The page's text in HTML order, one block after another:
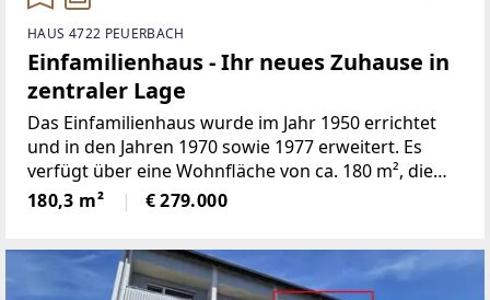
HAUS 4722 PEUERBACH
Einfamilienhaus - Ihr neues Zuhause in
zentraler Lage
Das Einfamilienhaus wurde im Jahr 1950 errichtet
und in den Jahren 1970 sowie 1977 erweitert. Es
verfügt über eine Wohnfläche von ca. 180 m², die
sich auf Erdgeschoss und Obergeschoss
verteilt.Zusätzlich stehen im Kellergeschoss
180,3 m² € 279.000